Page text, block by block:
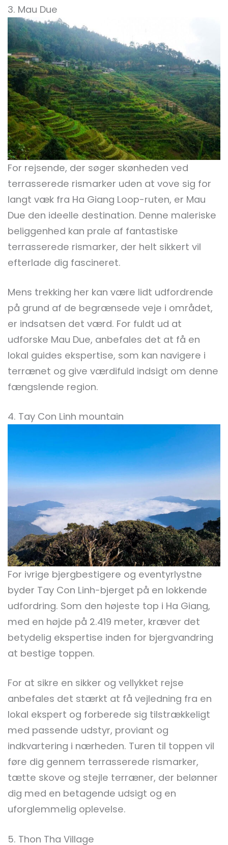
3. Mau Due
For rejsende, der søger skønheden ved
terrasserede rismarker uden at vove sig for
langt væk fra Ha Giang Loop-ruten, er Mau
Due den ideelle destination. Denne maleriske
beliggenhed kan prale af fantastiske
terrasserede rismarker, der helt sikkert vil
efterlade dig fascineret.
Mens trekking her kan være lidt udfordrende
på grund af de begrænsede veje i området,
er indsatsen det værd. For fuldt ud at
udforske Mau Due, anbefales det at få en
lokal guides ekspertise, som kan navigere i
terrænet og give værdifuld indsigt om denne
fængslende region.
4. Tay Con Linh mountain
For ivrige bjergbestigere og eventyrlystne
byder Tay Con Linh-bjerget på en lokkende
udfordring. Som den højeste top i Ha Giang,
med en højde på 2.419 meter, kræver det
betydelig ekspertise inden for bjergvandring
at bestige toppen.
For at sikre en sikker og vellykket rejse
anbefales det stærkt at få vejledning fra en
lokal ekspert og forberede sig tilstrækkeligt
med passende udstyr, proviant og
indkvartering i nærheden. Turen til toppen vil
føre dig gennem terrasserede rismarker,
tætte skove og stejle terræner, der belønner
dig med en betagende udsigt og en
uforglemmelig oplevelse.
5. Thon Tha Village